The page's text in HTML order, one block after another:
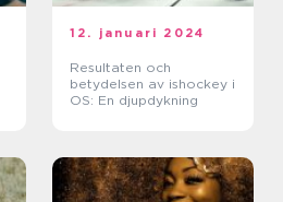
12. januari 2024
Resultaten och
betydelsen av ishockey i
OS: En djupdykning